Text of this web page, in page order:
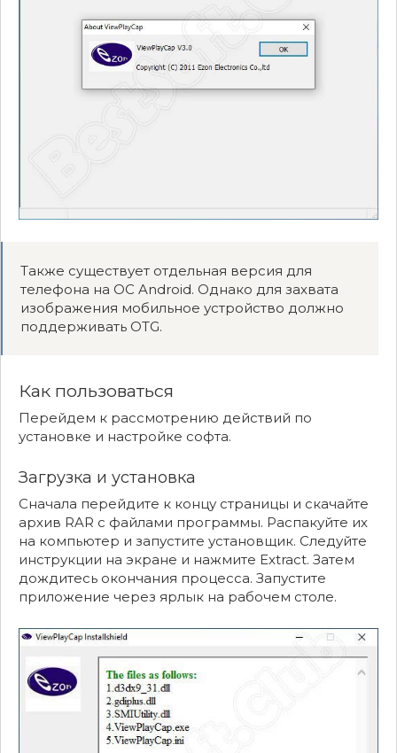
Также существует отдельная версия для
телефона на ОС Android. Однако для захвата
изображения мобильное устройство должно
поддерживать OTG.
Как пользоваться
Перейдем к рассмотрению действий по
установке и настройке софта.
Загрузка и установка
Сначала перейдите к концу страницы и скачайте
архив RAR с файлами программы. Распакуйте их
на компьютер и запустите установщик. Следуйте
инструкции на экране и нажмите Extract. Затем
дождитесь окончания процесса. Запустите
приложение через ярлык на рабочем столе.